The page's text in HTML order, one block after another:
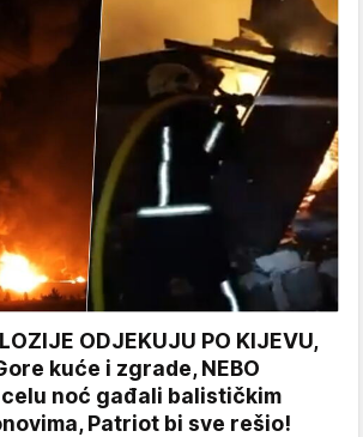
ODJEKUJU PO KIJEVU,
kuće i zgrade, NEBO
celu noć gađali balističkim
Patriot bi sve rešio!